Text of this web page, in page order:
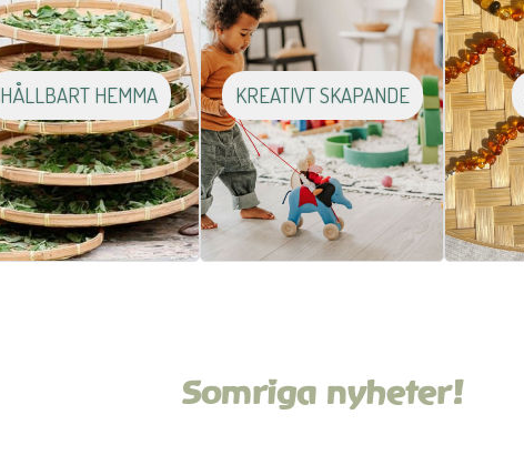
HÅLLBART HEMMA KREATIVT SKAPANDE
Somriga nyheter!